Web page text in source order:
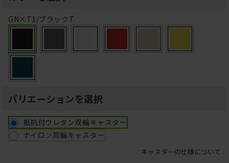
GN×T1/ブラックT
バリエーションを選択
抵抗付ウレタン双輪キャスター
ナイロン双輪キャスター
キャスターの仕様について